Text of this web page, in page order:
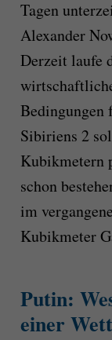
Tagen
Alexander
Derzeit laufe
Sibiriens 2
Kubikmetern
schon
im
Kubikmeter
Putin:
einer